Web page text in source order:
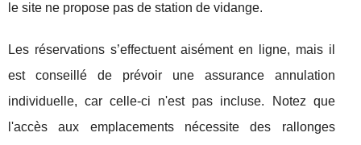
le site ne propose pas de station de vidange.
Les réservations s’effectuent aisément en ligne, mais il
est conseillé de prévoir une assurance annulation
individuelle, car celle-ci n'est pas incluse. Notez que
l'accès aux emplacements nécessite des rallonges